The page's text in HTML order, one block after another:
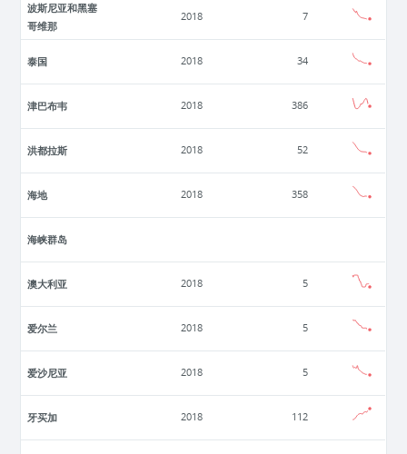
波斯尼亚和黑塞
哥维那
2018 7
泰国 2018 34
津巴布韦 2018 386
洪都拉斯 2018 52
海地 2018 358
海峡群岛
澳大利亚 2018 5
爱尔兰 2018 5
爱沙尼亚 2018 5
牙买加 2018 112